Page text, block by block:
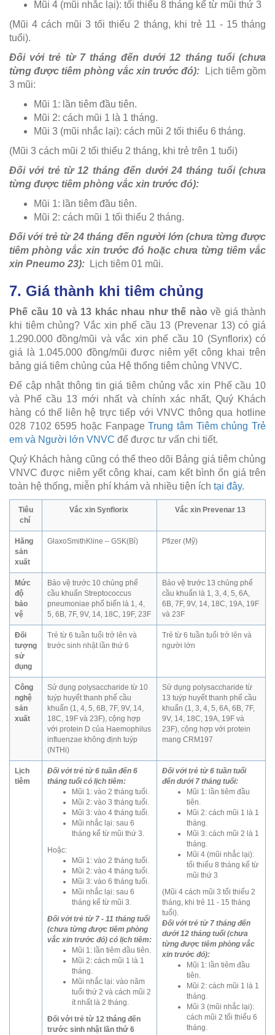
Mũi 4 (mũi nhắc lại): tối thiểu 8 tháng kể từ mũi thứ 3
(Mũi 4 cách mũi 3 tối thiểu 2 tháng, khi trẻ 11 - 15 tháng
tuổi).
Đối với trẻ từ 7 tháng đến dưới 12 tháng tuổi (chưa
từng được tiêm phòng vắc xin trước đó):
Lịch tiêm gồm
3 mũi:
Mũi 1: lần tiêm đầu tiên.
Mũi 2: cách mũi 1 là 1 tháng.
Mũi 3 (mũi nhắc lại): cách mũi 2 tối thiểu 6 tháng.
(Mũi 3 cách mũi 2 tối thiểu 2 tháng, khi trẻ trên 1 tuổi)
Đối với trẻ từ 12 tháng đến dưới 24 tháng tuổi (chưa
từng được tiêm phòng vắc xin trước đó):
Mũi 1: lần tiêm đầu tiên.
Mũi 2: cách mũi 1 tối thiểu 2 tháng.
Đối với trẻ từ 24 tháng đến người lớn (chưa từng được
tiêm phòng vắc xin trước đó hoặc chưa từng tiêm vắc
xin Pneumo 23): Lịch tiêm 01 mũi.
7. Giá thành khi tiêm chủng
Phế cầu 10 và 13 khác nhau như thế nào về giá thành
khi tiêm chủng? Vắc xin phế cầu 13 (Prevenar 13) có giá
1.290.000 đồng/mũi và vắc xin phế cầu 10 (Synflorix) có
giá là 1.045.000 đồng/mũi được niêm yết công khai trên
bảng giá tiêm chủng của Hệ thống tiêm chủng VNVC.
Để cập nhật thông tin giá tiêm chủng vắc xin Phế cầu 10
và Phế cầu 13 mới nhất và chính xác nhất, Quý Khách
hàng có thể liên hệ trực tiếp với VNVC thông qua hotline
028 7102 6595 hoặc FanpageTrung tâm Tiêm chủng Trẻ
em và Người lớn VNVC để được tư vấn chi tiết.
Quý Khách hàng cũng có thể theo dõi Bảng giá tiêm chủng
VNVC được niêm yết công khai, cam kết bình ổn giá trên
toàn hệ thống, miễn phí khám và nhiều tiện ích tại đây.
Tiêu
chí
Vắc xin Synflorix Vắc xin Prevenar 13
Hãng
sản
xuất
GlaxoSmithKline – GSK(Bỉ) Pfizer (Mỹ)
Mức
độ
bảo
vệ
Bảo vệ trước 10 chủng phế
cầu khuẩn Streptococcus
pneumoniae phổ biến là 1, 4,
5, 6B, 7F, 9V, 14, 18C, 19F, 23F
Bảo vệ trước 13 chủng phế
cầu khuẩn là 1, 3, 4, 5, 6A,
6B, 7F, 9V, 14, 18C, 19A, 19F
và 23F
Đối
tượng
sử
dụng
Trẻ từ 6 tuần tuổi trở lên và
trước sinh nhật lần thứ 6
Trẻ từ 6 tuần tuổi trở lên và
người lớn
Công
nghệ
sản
xuất
Sử dụng polysaccharide từ 10
tuýp huyết thanh phế cầu
khuẩn (1, 4, 5, 6B, 7F, 9V, 14,
18C, 19F và 23F), cộng hợp
với protein D của Haemophilus
influenzae không định tuýp
(NTHi)
Sử dụng polysaccharide từ
13 tuýp huyết thanh phế cầu
khuẩn (1, 3, 4, 5, 6A, 6B, 7F,
9V, 14, 18C, 19A, 19F và
23F), cộng hợp với protein
mang CRM197
Lịch
tiêm
Đối với trẻ từ 6 tuần đến 6
tháng tuổi có lịch tiêm:
Mũi 1: vào 2 tháng tuổi.
Mũi 2: vào 3 tháng tuổi.
Mũi 3: vào 4 tháng tuổi.
Mũi nhắc lại: sau 6
tháng kể từ mũi thứ 3.
Hoặc:
Mũi 1: vào 2 tháng tuổi.
Mũi 2: vào 4 tháng tuổi.
Mũi 3: vào 6 tháng tuổi.
Mũi nhắc lại: sau 6
tháng kể từ mũi 3.
Đối với trẻ từ 7 - 11 tháng tuổi
(chưa từng được tiêm phòng
vắc xin trước đó) có lịch tiêm:
Mũi 1: lần tiêm đầu tiên.
Mũi 2: cách mũi 1 là 1
tháng.
Mũi nhắc lại: vào năm
tuổi thứ 2 và cách mũi 2
ít nhất là 2 tháng.
Đối với trẻ từ 12 tháng đến
trước sinh nhật lần thứ 6
Đối với trẻ từ 6 tuần tuổi
đến dưới 7 tháng tuổi:
Mũi 1: lần tiêm đầu
tiên.
Mũi 2: cách mũi 1 là 1
tháng.
Mũi 3: cách mũi 2 là 1
tháng.
Mũi 4 (mũi nhắc lại):
tối thiểu 8 tháng kể từ
mũi thứ 3
(Mũi 4 cách mũi 3 tối thiểu 2
tháng, khi trẻ 11 - 15 tháng
tuổi).
Đối với trẻ từ 7 tháng đến
dưới 12 tháng tuổi (chưa
từng được tiêm phòng vắc
xin trước đó):
Mũi 1: lần tiêm đầu
tiên.
Mũi 2: cách mũi 1 là 1
tháng.
Mũi 3 (mũi nhắc lại):
cách mũi 2 tối thiểu 6
tháng.